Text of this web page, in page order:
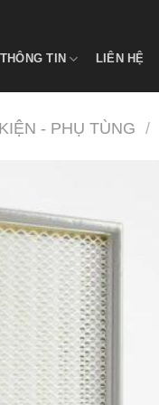
THÔNG TIN LIÊN HỆ
- PHỤ TÙNG /